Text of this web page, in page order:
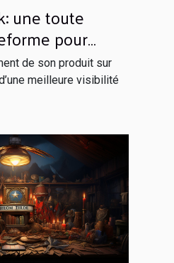
une toute
pour
de son produit sur
meilleure visibilité